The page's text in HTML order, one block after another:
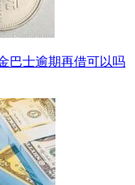
巴士逾期再借可以吗